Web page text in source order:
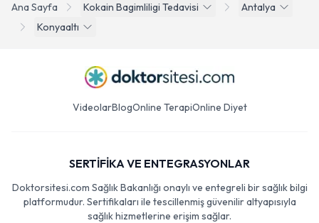
Ana Sayfa Kokain Bagimliligi Tedavisi
Antalya
Konyaaltı
VideolarBlogOnline TerapiOnline Diyet
SERTİFİKA VE ENTEGRASYONLAR
Doktorsitesi.com Sağlık Bakanlığı onaylı ve entegreli bir sağlık bilgi
platformudur. Sertifikaları ile tescillenmiş güvenilir altyapısıyla
sağlık hizmetlerine erişim sağlar.